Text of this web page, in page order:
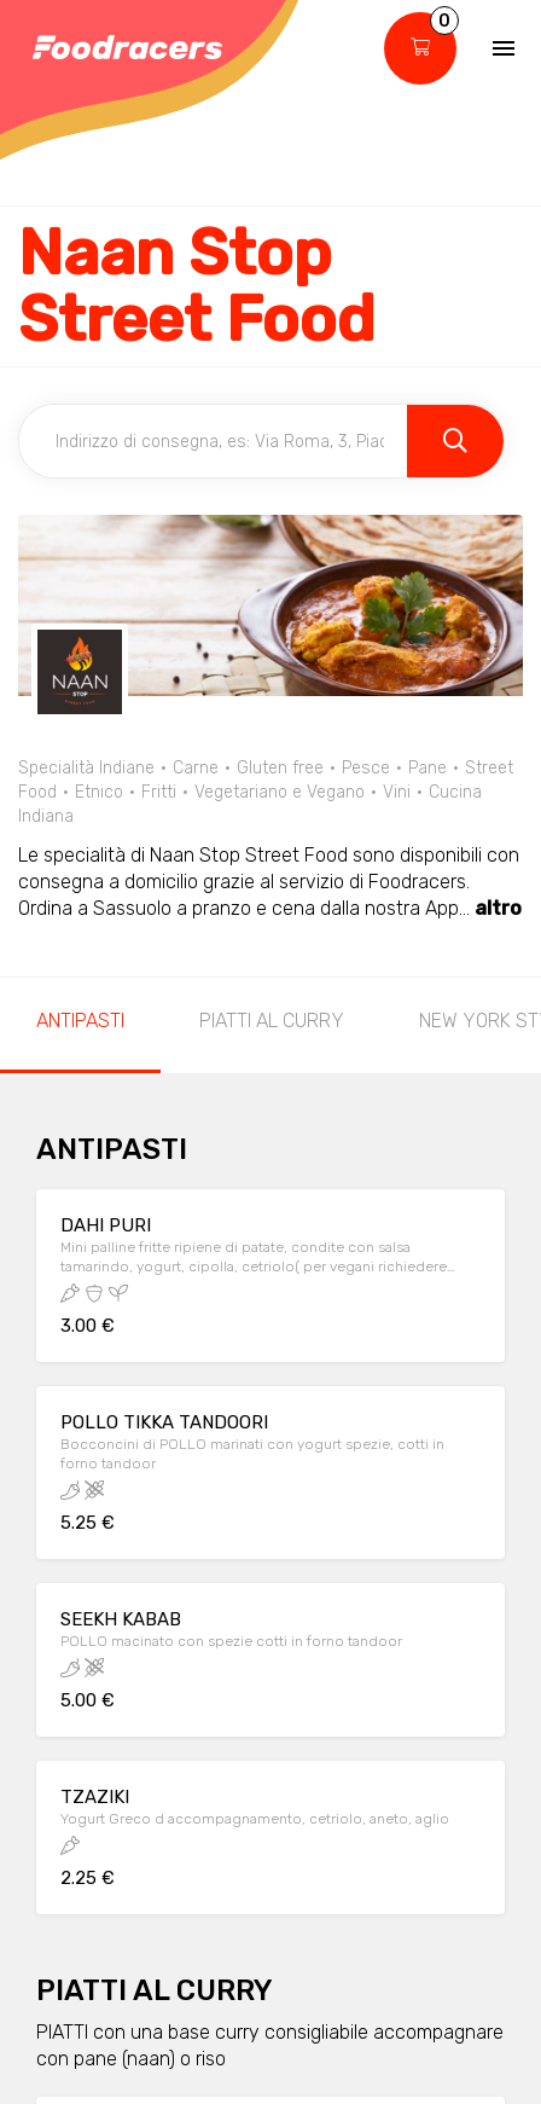
0
Naan Stop
Street Food
Specialità Indiane Carne Gluten free Pesce Pane
Street
Food
Etnico Fritti Vegetariano e Vegano Vini
Cucina
Indiana
Le specialità di Naan Stop Street Food sono disponibili con
consegna a domicilio grazie al servizio di Foodracers.
Ordina a Sassuolo a pranzo e cena dalla nostra App... altro
ANTIPASTI PIATTI AL CURRY NEW YORK
ANTIPASTI
DAHI PURI
Mini palline fritte ripiene di patate, condite con salsa
tamarindo, yogurt, cipolla, cetriolo( per vegani richiedere
senza yogurt)
3.00 €
POLLO TIKKA TANDOORI
Bocconcini di POLLO marinati con yogurt spezie, cotti in
forno tandoor
5.25 €
SEEKH KABAB
POLLO macinato con spezie cotti in forno tandoor
5.00 €
TZAZIKI
Yogurt Greco d accompagnamento, cetriolo, aneto, aglio
2.25 €
PIATTI AL CURRY
PIATTI con una base curry consigliabile accompagnare
con pane (naan) o riso